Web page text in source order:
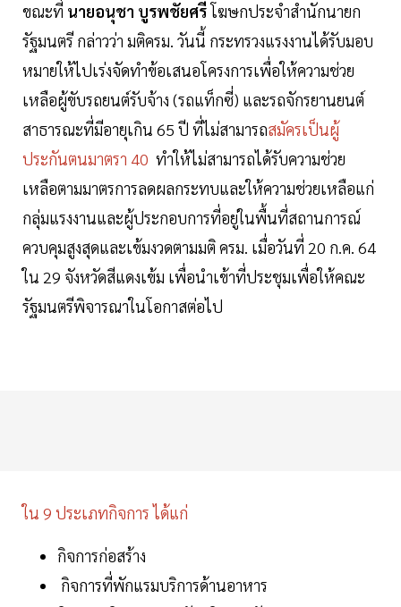
ขณะที่ นายอนุชา บูรพชัยศรีโฆษกประจำสำนักนายก
รัฐมนตรี กล่าวว่า มติครม. วันนี้ กระทรวงแรงงานได้รับมอบ
หมายให้ไปเร่งจัดทำข้อเสนอโครงการเพื่อให้ความช่วย
เหลือผู้ขับรถยนต์รับจ้าง (รถแท็กซี่) และรถจักรยานยนต์
สาธารณะที่มีอายุเกิน 65 ปี ที่ไม่สามารถสมัครเป็นผู้
ประกันตนมาตรา 40 ทำให้ไม่สามารถได้รับความช่วย
เหลือตามมาตรการลดผลกระทบและให้ความช่วยเหลือแก่
กลุ่มแรงงานและผู้ประกอบการที่อยู่ในพื้นที่สถานการณ์
ควบคุมสูงสุดและเข้มงวดตามมติ ครม. เมื่อวันที่ 20 ก.ค. 64
ใน 29 จังหวัดสีแดงเข้ม เพื่อนำเข้าที่ประชุมเพื่อให้คณะ
รัฐมนตรีพิจารณาในโอกาสต่อไป
ใน 9 ประเภทกิจการ ได้แก่
กิจการก่อสร้าง
กิจการที่พักแรมบริการด้านอาหาร